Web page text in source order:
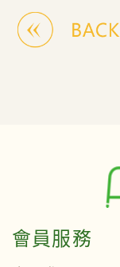
會員服務